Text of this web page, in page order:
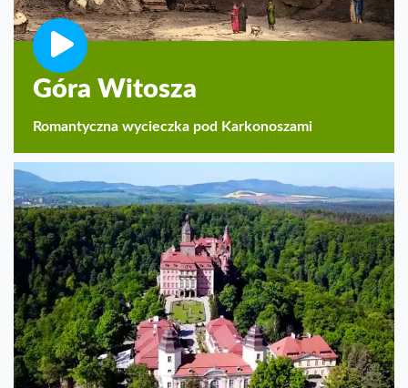
Góra Witosza
Romantyczna wycieczka pod Karkonoszami